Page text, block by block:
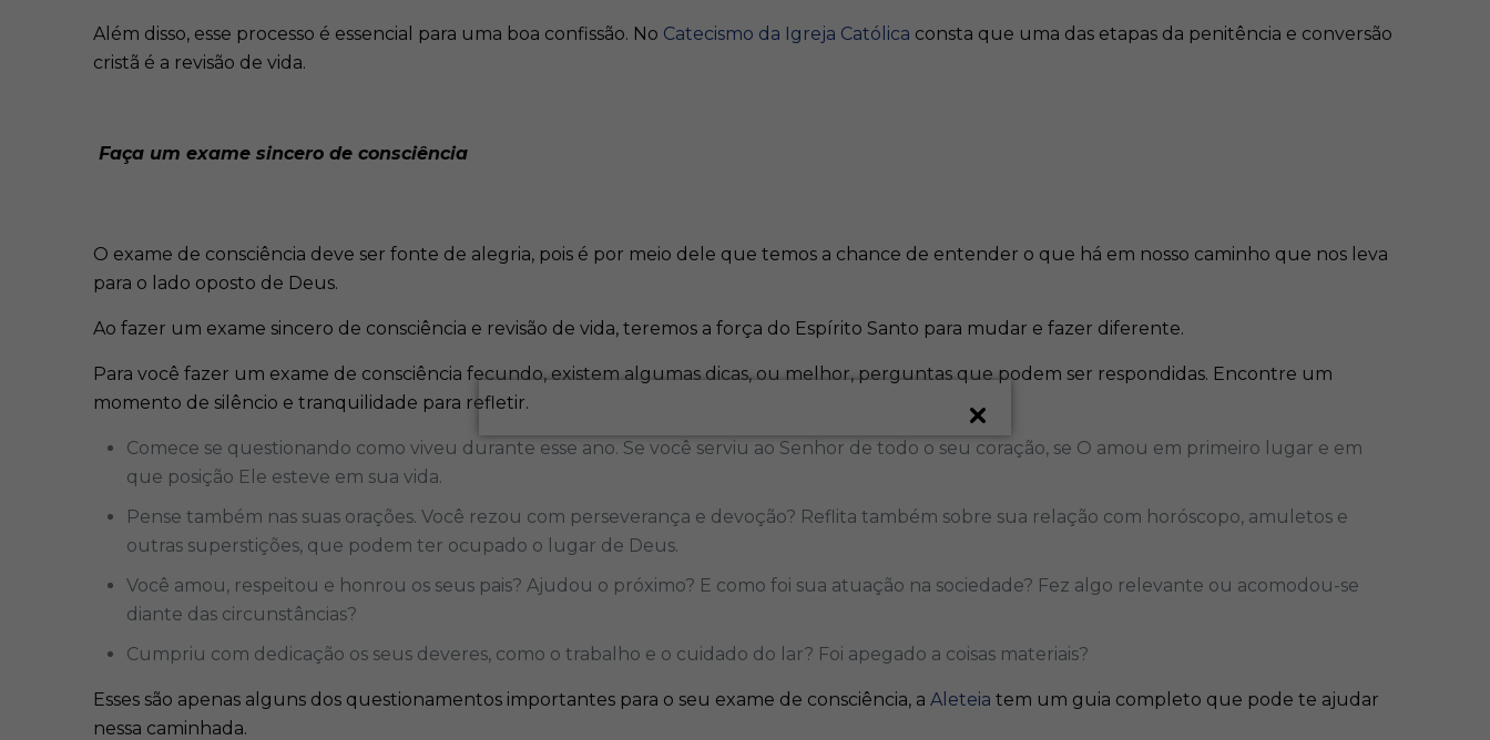
Além disso, esse processo é essencial para uma boa confissão. No Catecismo da Igreja Católica consta que uma das etapas da penitência e conversão
cristã é a revisão de vida.
Faça um exame sincero de consciência
O exame de consciência deve ser fonte de alegria, pois é por meio dele que temos a chance de entender o que há em nosso caminho que nos leva
para o lado oposto de Deus.
Ao fazer um exame sincero de consciência e revisão de vida, teremos a força do Espírito Santo para mudar e fazer diferente.
Para você fazer um exame de consciência fecundo, existem algumas dicas, ou melhor, perguntas que podem ser respondidas. Encontre um
momento de silêncio e tranquilidade para refletir.
Comece se questionando como viveu durante esse ano. Se você serviu ao Senhor de todo o seu coração, se O amou em primeiro lugar e em
que posição Ele esteve em sua vida.
Pense também nas suas orações. Você rezou com perseverança e devoção? Reflita também sobre sua relação com horóscopo, amuletos e
outras superstições, que podem ter ocupado o lugar de Deus.
Você amou, respeitou e honrou os seus pais? Ajudou o próximo? E como foi sua atuação na sociedade? Fez algo relevante ou acomodou-se
diante das circunstâncias?
Cumpriu com dedicação os seus deveres, como o trabalho e o cuidado do lar? Foi apegado a coisas materiais?
Esses são apenas alguns dos questionamentos importantes para o seu exame de consciência, a Aleteia tem um guia completo que pode te ajudar
nessa caminhada.